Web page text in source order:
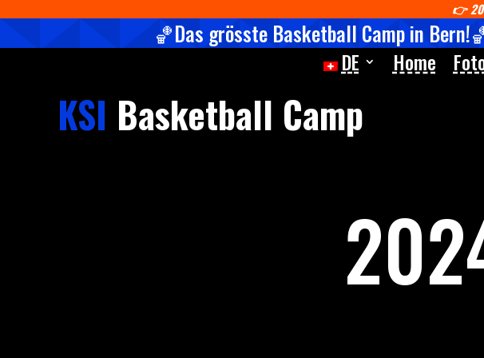
👉
🏀Das grösste Basketball Camp in
DE Home
KSI Basketball Camp